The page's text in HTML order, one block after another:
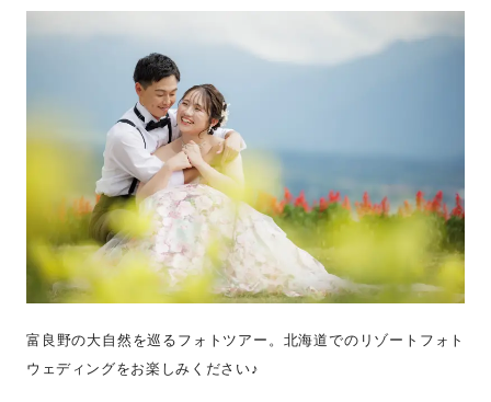
富良野の大自然を巡るフォトツアー。北海道でのリゾートフォト
ウェディングをお楽しみください♪